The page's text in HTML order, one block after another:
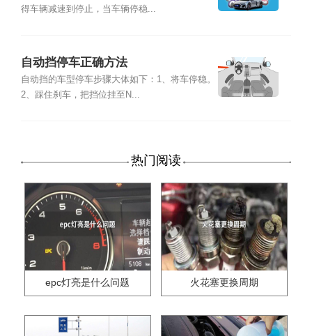
得车辆减速到停止，当车辆停稳...
自动挡停车正确方法
自动挡的车型停车步骤大体如下：1、将车停稳。
2、踩住刹车，把挡位挂至N...
热门阅读
epc灯亮是什么问题 火花塞更换周期